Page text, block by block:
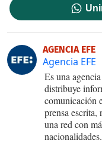
AGENCIA EFE
Agencia EFE
Es una
distribuye
comunicación
prensa
una red con
nacionalidades.